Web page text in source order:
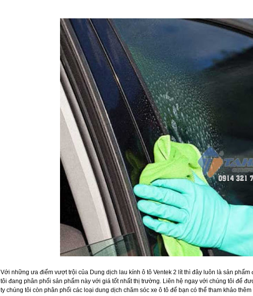
Với những ưa điểm vượt trội của Dung dịch lau kính ô tô Ventek 2 lít thì đây luôn là sản
tôi đang phân phối sản phẩm này với giá tốt nhất thị trường. Liên hệ ngay với chúng tôi để
ty chúng tôi còn phân phối các loại dung dịch chăm sóc xe ô tô để bạn có thể tham khảo